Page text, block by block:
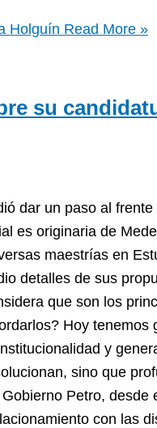
Holguín Read More »
su
dar un paso al
es originaria de
maestrías en
detalles de sus
que son los
Hoy tenemos
y
sino que
Petro, desde
con las